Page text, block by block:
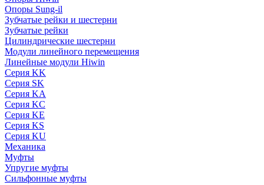
Опоры Sung-il
Зубчатые рейки и шестерни
Зубчатые рейки
Цилиндрические шестерни
Модули линейного перемещения
Линейные модули Hiwin
Серия KK
Серия SK
Серия KA
Серия KC
Серия KE
Серия KS
Серия KU
Механика
Муфты
Упругие муфты
Сильфонные муфты